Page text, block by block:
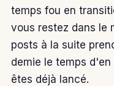
temps fou en
vous restez dans le
posts à la suite
demie le temps
êtes déjà lancé.